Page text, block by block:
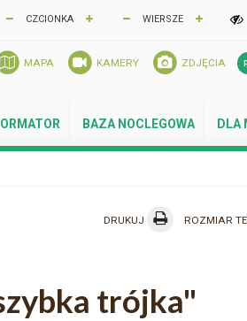
CZCIONKA WIERSZE
MAPA KAMERY ZDJĘCIA
BAZA NOCLEGOWA DLA
DRUKUJ ROZMIAR
trójka"